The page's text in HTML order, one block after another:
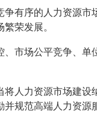
有序的人力资源市
荣发展。
市场公平竞争、单
人力资源市场建设
并规范高端人力资